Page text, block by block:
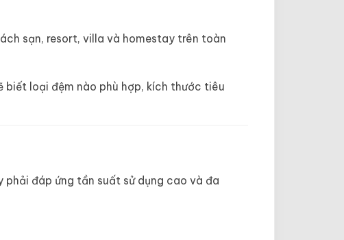
sạn, resort, villa và homestay trên toàn
biết loại đệm nào phù hợp, kích thước tiêu
phải đáp ứng tần suất sử dụng cao và đa